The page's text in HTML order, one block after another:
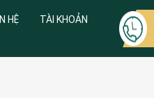
HỆ TÀI KHOẢN